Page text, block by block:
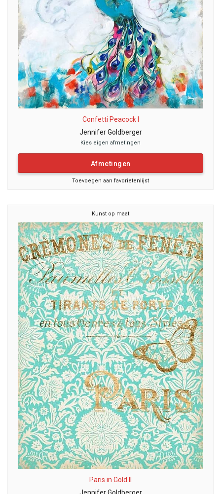
Confetti Peacock I
Jennifer Goldberger
Kies eigen afmetingen
Afmetingen
Toevoegen aan favorietenlijst
Kunst op maat
Paris in Gold II